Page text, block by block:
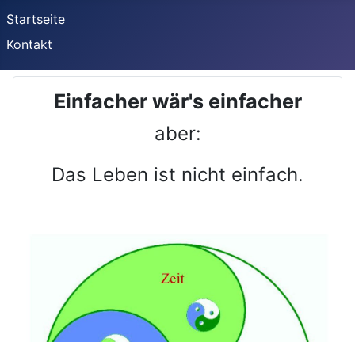
Startseite
Kontakt
Einfacher wär's einfacher
aber:
Das Leben ist nicht einfach.